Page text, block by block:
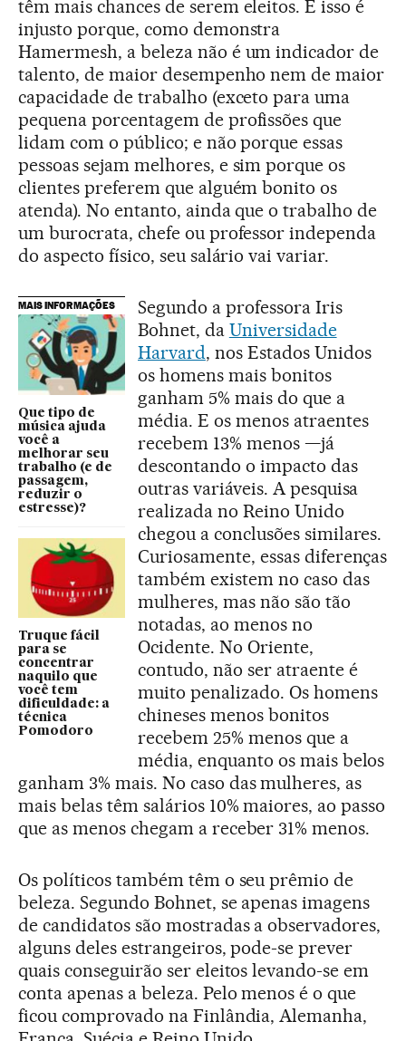
têm mais chances de serem eleitos. E isso é
injusto porque, como demonstra
Hamermesh, a beleza não é um indicador de
talento, de maior desempenho nem de maior
capacidade de trabalho (exceto para uma
pequena porcentagem de profissões que
lidam com o público; e não porque essas
pessoas sejam melhores, e sim porque os
clientes preferem que alguém bonito os
atenda). No entanto, ainda que o trabalho de
um burocrata, chefe ou professor independa
do aspecto físico, seu salário vai variar.
MAIS INFORMAÇÕES
Que tipo de
música ajuda
você a
melhorar seu
trabalho (e de
passagem,
reduzir o
estresse)?
Truque fácil
para se
concentrar
naquilo que
você tem
dificuldade: a
técnica
Pomodoro
Segundo a professora Iris
Bohnet, da Universidade
Harvard, nos Estados Unidos
os homens mais bonitos
ganham 5% mais do que a
média. E os menos atraentes
recebem 13% menos —já
descontando o impacto das
outras variáveis. A pesquisa
realizada no Reino Unido
chegou a conclusões similares.
Curiosamente, essas diferenças
também existem no caso das
mulheres, mas não são tão
notadas, ao menos no
Ocidente. No Oriente,
contudo, não ser atraente é
muito penalizado. Os homens
chineses menos bonitos
recebem 25% menos que a
média, enquanto os mais belos
ganham 3% mais. No caso das mulheres, as
mais belas têm salários 10% maiores, ao passo
que as menos chegam a receber 31% menos.
Os políticos também têm o seu prêmio de
beleza. Segundo Bohnet, se apenas imagens
de candidatos são mostradas a observadores,
alguns deles estrangeiros, pode-se prever
quais conseguirão ser eleitos levando-se em
conta apenas a beleza. Pelo menos é o que
ficou comprovado na Finlândia, Alemanha,